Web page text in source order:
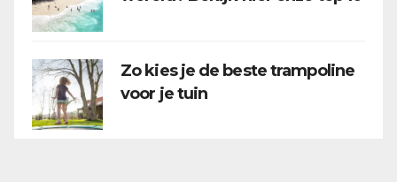
Zo kies je de beste trampoline
voor je tuin